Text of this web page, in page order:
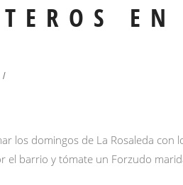
EN
los domingos de La Rosaleda con
el barrio y tómate un Forzudo